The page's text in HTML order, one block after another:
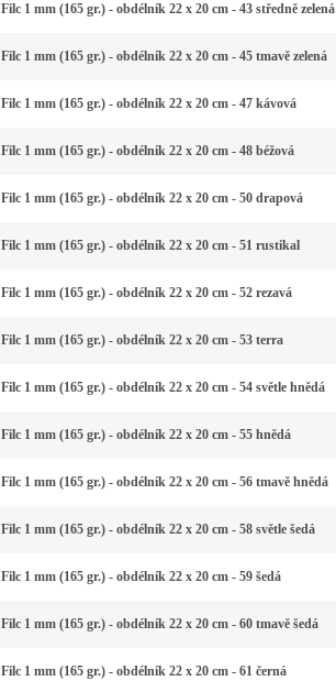
Filc 1 mm (165 gr.) - obdélník 22 x 20 cm - 43 středně zelená
Filc 1 mm (165 gr.) - obdélník 22 x 20 cm - 45 tmavě zelená
Filc 1 mm (165 gr.) - obdélník 22 x 20 cm - 47 kávová
Filc 1 mm (165 gr.) - obdélník 22 x 20 cm - 48 béžová
Filc 1 mm (165 gr.) - obdélník 22 x 20 cm - 50 drapová
Filc 1 mm (165 gr.) - obdélník 22 x 20 cm - 51 rustikal
Filc 1 mm (165 gr.) - obdélník 22 x 20 cm - 52 rezavá
Filc 1 mm (165 gr.) - obdélník 22 x 20 cm - 53 terra
Filc 1 mm (165 gr.) - obdélník 22 x 20 cm - 54 světle hnědá
Filc 1 mm (165 gr.) - obdélník 22 x 20 cm - 55 hnědá
Filc 1 mm (165 gr.) - obdélník 22 x 20 cm - 56 tmavě hnědá
Filc 1 mm (165 gr.) - obdélník 22 x 20 cm - 58 světle šedá
Filc 1 mm (165 gr.) - obdélník 22 x 20 cm - 59 šedá
Filc 1 mm (165 gr.) - obdélník 22 x 20 cm - 60 tmavě šedá
Filc 1 mm (165 gr.) - obdélník 22 x 20 cm - 61 černá